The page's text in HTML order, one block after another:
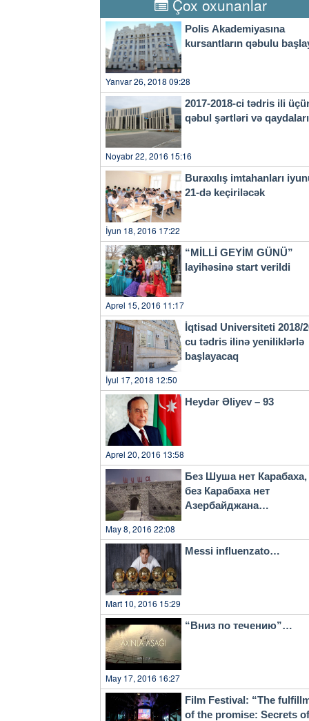
un mesetto". Un'arma in più
Marchisio uno dei tre
all'ultimo, concorda il
questi anni ed è cresciuto
Nonostante la testa dei
Fiorentina, seguita dal
dei compagni c'è sempre
ancora di attività
il secondo di Buffon, il
scherzoso al suo capitano:
faceto, Szczesny ha speso
grandissimo portiere, un
Çox oxunanlar
Polis Akademiyasına
kursantların qəbulu
Yanvar 26, 2018 09:28
2017-2018-ci tədris ili
qəbul şərtləri və
Noyabr 22, 2016 15:16
Buraxılış imtahanları
21-də keçiriləcək
İyun 18, 2016 17:22
“MİLLİ GEYİM GÜNÜ”
layihəsinə start verildi
Aprel 15, 2016 11:17
İqtisad Universiteti 2018/
cu tədris ilinə yeniliklərlə
başlayacaq
İyul 17, 2018 12:50
Heydər Əliyev – 93
Aprel 20, 2016 13:58
Без Шуша нет Карабаха,
без Карабаха нет
Азербайджана…
May 8, 2016 22:08
Messi influenzato…
Mart 10, 2016 15:29
“Вниз по течению”…
May 17, 2016 16:27
Film Festival: “The
of the promise: Secrets of